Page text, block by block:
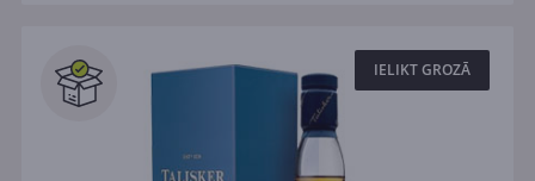
IELIKT GROZĀ